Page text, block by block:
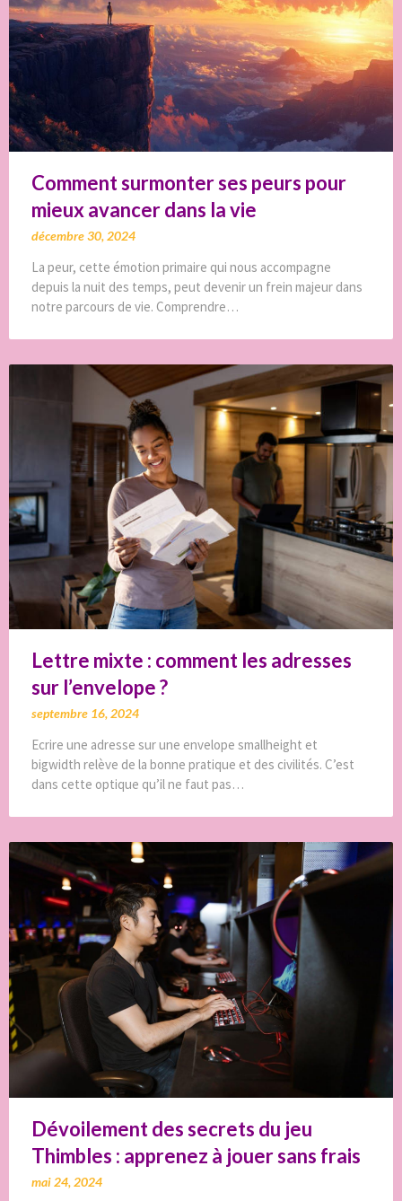
Comment surmonter ses peurs pour
mieux avancer dans la vie
décembre 30, 2024
La peur, cette émotion primaire qui nous accompagne
depuis la nuit des temps, peut devenir un frein majeur dans
notre parcours de vie. Comprendre…
Lettre mixte : comment les adresses
sur l’envelope ?
septembre 16, 2024
Ecrire une adresse sur une envelope smallheight et
bigwidth relève de la bonne pratique et des civilités. C’est
dans cette optique qu’il ne faut pas…
Dévoilement des secrets du jeu
Thimbles : apprenez à jouer sans frais
mai 24, 2024